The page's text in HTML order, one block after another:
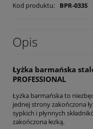
Kod produktu:
BPR-033S
Opis
Łyżka barmańska
PROFESSIONAL
Łyżka barmańska to
jednej strony zakończona
sypkich i płynnych
zakończona łezką.